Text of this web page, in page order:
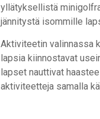
yllätyksellistä
jännitystä isommille
Aktiviteetin valinnassa
lapsia kiinnostavat
lapset nauttivat
aktiviteetteja samalla